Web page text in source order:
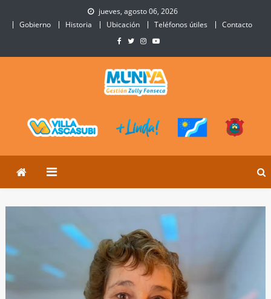
jueves, agosto 06, 2026
Gobierno
Historia Ubicación Teléfonos útiles Contacto
Ascasubi